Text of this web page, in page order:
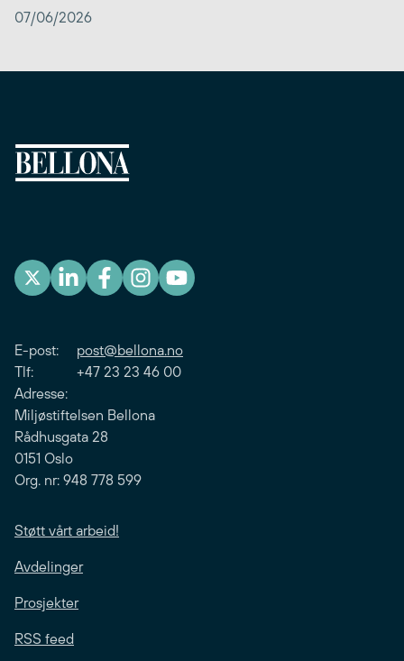
07/06/2026
E-post: post@bellona.no
Tlf: +47 23 23 46 00
Adresse:
Miljøstiftelsen Bellona
Rådhusgata 28
0151 Oslo
Org. nr: 948 778 599
Støtt vårt arbeid!
Avdelinger
Prosjekter
RSS feed